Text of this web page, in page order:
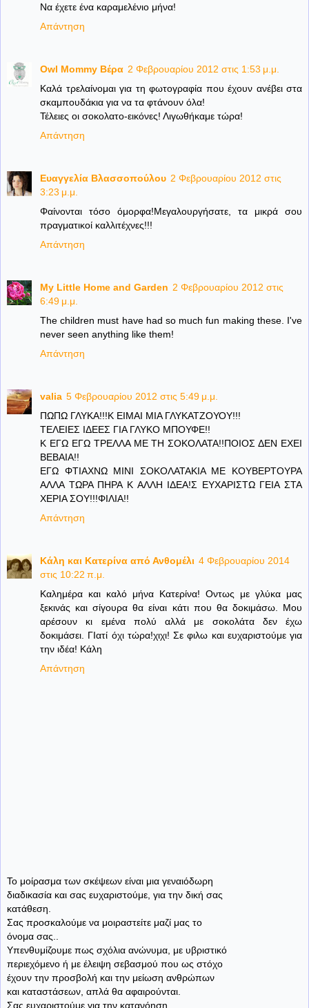
Να έχετε ένα καραμελένιο μήνα!
Απάντηση
Owl Mommy Βέρα 2 Φεβρουαρίου 2012 στις 1:53 μ.μ.
Καλά τρελαίνομαι για τη φωτογραφία που έχουν ανέβει στα
σκαμπουδάκια για να τα φτάνουν όλα!
Τέλειες οι σοκολατο-εικόνες! Λιγωθήκαμε τώρα!
Απάντηση
Ευαγγελία Βλασσοπούλου 2 Φεβρουαρίου 2012 στις
3:23 μ.μ.
Φαίνονται τόσο όμορφα!Μεγαλουργήσατε, τα μικρά σου
πραγματικοί καλλιτέχνες!!!
Απάντηση
My Little Home and Garden 2 Φεβρουαρίου 2012 στις
6:49 μ.μ.
The children must have had so much fun making these. I've
never seen anything like them!
Απάντηση
valia 5 Φεβρουαρίου 2012 στις 5:49 μ.μ.
ΠΩΠΩ ΓΛΥΚΑ!!!Κ ΕΙΜΑΙ ΜΙΑ ΓΛΥΚΑΤΖΟΥΟΥ!!!
ΤΕΛΕΙΕΣ ΙΔΕΕΣ ΓΙΑ ΓΛΥΚΟ ΜΠΟΥΦΕ!!
Κ ΕΓΩ ΕΓΩ ΤΡΕΛΛΑ ΜΕ ΤΗ ΣΟΚΟΛΑΤΑ!!ΠΟΙΟΣ ΔΕΝ ΕΧΕΙ
ΒΕΒΑΙΑ!!
ΕΓΩ ΦΤΙΑΧΝΩ ΜΙΝΙ ΣΟΚΟΛΑΤΑΚΙΑ ΜΕ ΚΟΥΒΕΡΤΟΥΡΑ
ΑΛΛΑ ΤΩΡΑ ΠΗΡΑ Κ ΑΛΛΗ ΙΔΕΑ!Σ ΕΥΧΑΡΙΣΤΩ ΓΕΙΑ ΣΤΑ
ΧΕΡΙΑ ΣΟΥ!!!ΦΙΛΙΑ!!
Απάντηση
Κάλη και Κατερίνα από Ανθομέλι 4 Φεβρουαρίου 2014
στις 10:22 π.μ.
Καλημέρα και καλό μήνα Κατερίνα! Οντως με γλύκα μας
ξεκινάς και σίγουρα θα είναι κάτι που θα δοκιμάσω. Μου
αρέσουν κι εμένα πολύ αλλά με σοκολάτα δεν έχω
δοκιμάσει. ΓΙατί όχι τώρα!χιχι! Σε φιλω και ευχαριστούμε για
την ιδέα! Κάλη
Απάντηση
Το μοίρασμα των σκέψεων είναι μια γεναιόδωρη
διαδικασία και σας ευχαριστούμε, για την δική σας
κατάθεση.
Σας προσκαλούμε να μοιραστείτε μαζί μας το
όνομα σας..
Υπενθυμίζουμε πως σχόλια ανώνυμα, με υβριστικό
περιεχόμενο ή με έλειψη σεβασμού που ως στόχο
έχουν την προσβολή και την μείωση ανθρώπων
και καταστάσεων, απλά θα αφαιρούνται.
Σας ευχαριστούμε για την κατανόηση...